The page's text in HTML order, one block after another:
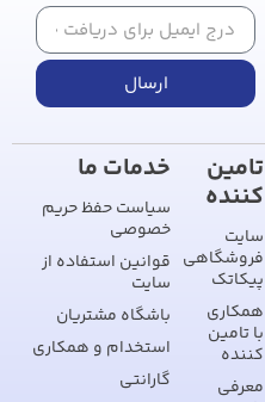
ارسال
تامین
کننده
سایت
فروشگاهی
پیکاتک
همکاری
با تامین
کننده
معرفی
خدمات ما
سیاست حفظ حریم
خصوصی
قوانین استفاده از
سایت
باشگاه مشتریان
استخدام و همکاری
گارانتی